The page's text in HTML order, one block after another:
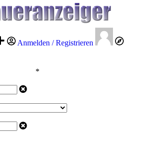
Anmelden / Registrieren
*